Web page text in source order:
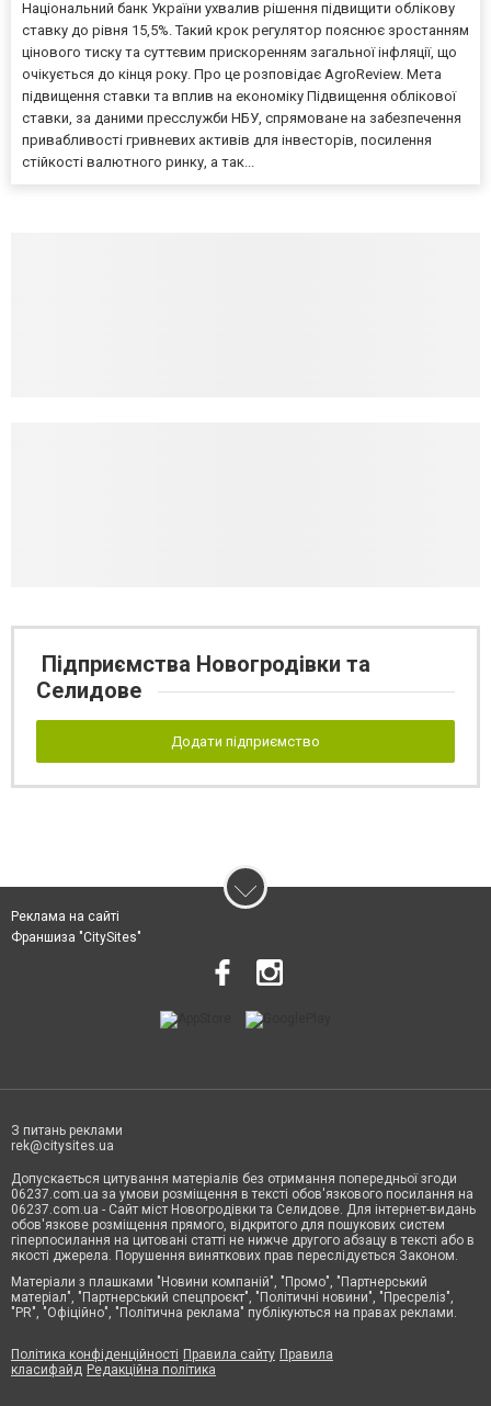
Національний банк України ухвалив рішення підвищити облікову
ставку до рівня 15,5%. Такий крок регулятор пояснює зростанням
цінового тиску та суттєвим прискоренням загальної інфляції, що
очікується до кінця року. Про це розповідає AgroReview. Мета
підвищення ставки та вплив на економіку Підвищення облікової
ставки, за даними пресслужби НБУ, спрямоване на забезпечення
привабливості гривневих активів для інвесторів, посилення
стійкості валютного ринку, а так...
Підприємства Новогродівки та
Селидове
Додати підприємство
Реклама на сайті
Франшиза "CitySites"
З питань реклами
rek@citysites.ua
Допускається цитування матеріалів без отримання попередньої згоди
06237.com.ua за умови розміщення в тексті обов'язкового посилання на
06237.com.ua - Сайт міст Новогродівки та Селидове. Для інтернет-видань
обов'язкове розміщення прямого, відкритого для пошукових систем
гіперпосилання на цитовані статті не нижче другого абзацу в тексті або в
якості джерела. Порушення виняткових прав переслідується Законом.
Матеріали з плашками "Новини компаній", "Промо", "Партнерський
матеріал", "Партнерський спецпроєкт", "Політичні новини", "Пресреліз",
"PR", "Офіційно", "Політична реклама" публікуються на правах реклами.
Політика конфіденційності Правила сайту Правила
класифайд Редакційна політика